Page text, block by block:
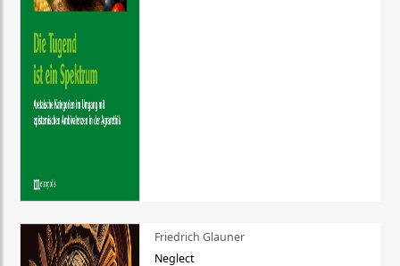
Friedrich Glauner
Neglect